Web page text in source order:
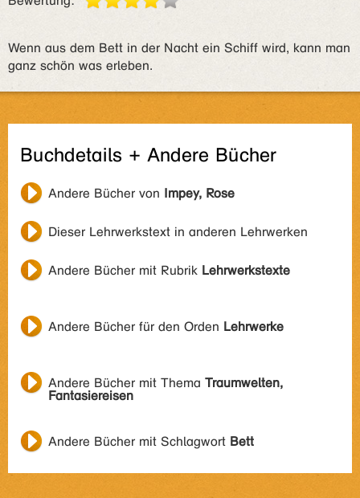
Wenn aus dem Bett in der Nacht ein Schiff wird, kann man
ganz schön was erleben.
Buchdetails + Andere Bücher
Andere Bücher von Impey, Rose
Dieser Lehrwerkstext in anderen Lehrwerken
Andere Bücher mit Rubrik Lehrwerkstexte
Andere Bücher für den Orden Lehrwerke
Andere Bücher mit Thema Traumwelten,
Fantasiereisen
Andere Bücher mit Schlagwort Bett